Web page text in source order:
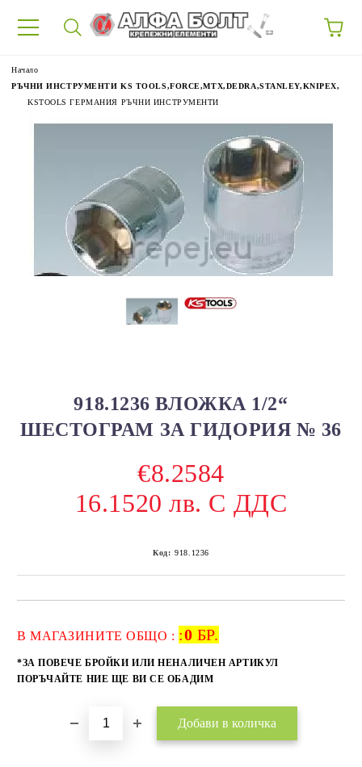
Начало
РЪЧНИ ИНСТРУМЕНТИ KS TOOLS,FORCE,MTX,DEDRA,STANLEY,KNIPEX,
KSTOOLS ГЕРМАНИЯ РЪЧНИ ИНСТРУМЕНТИ
918.1236 ВЛОЖКА 1/2“
ШЕСТОГРАМ ЗА ГИДОРИЯ № 36
€8.2584
16.1520 лв. С ДДС
Код: 918.1236
В МАГАЗИНИТЕ ОБЩО : :0 БР.
*ЗА ПОВЕЧЕ БРОЙКИ ИЛИ НЕНАЛИЧЕН АРТИКУЛ
ПОРЪЧАЙТЕ НИЕ ЩЕ ВИ СЕ ОБАДИМ